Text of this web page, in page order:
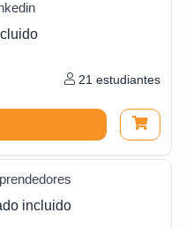
21 estudiantes
incluido